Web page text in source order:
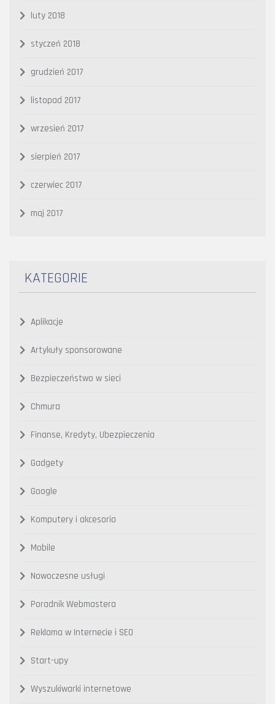
luty 2018
styczeń 2018
grudzień 2017
listopad 2017
wrzesień 2017
sierpień 2017
czerwiec 2017
maj 2017
KATEGORIE
Aplikacje
Artykuły sponsorowane
Bezpieczeństwo w sieci
Chmura
Finanse, Kredyty, Ubezpieczenia
Gadgety
Google
Komputery i akcesoria
Mobile
Nowoczesne usługi
Poradnik Webmastera
Reklama w Internecie i SEO
Start-upy
Wyszukiwarki internetowe